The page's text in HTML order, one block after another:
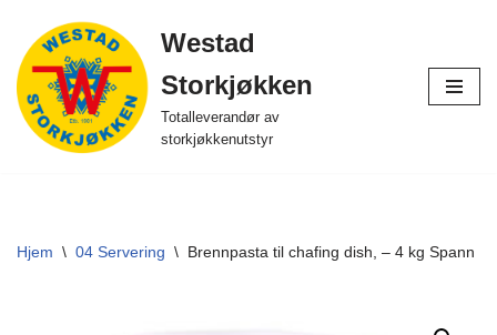
Hopp
til
innholdet
Westad
Storkjøkken
Totalleverandør av
storkjøkkenutstyr
Hjem \ 04 Servering \ Brennpasta til chafing dish, – 4 kg Spann